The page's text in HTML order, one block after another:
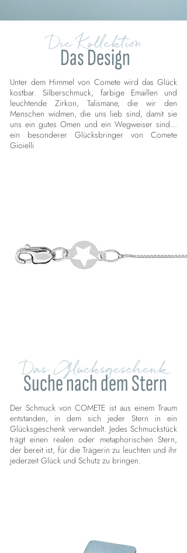
Die Kollektion
Das Design
Unter dem Himmel von Comete wird das Glück
kostbar. Silberschmuck, farbige Emaillen und
leuchtende Zirkon, Talismane, die wir den
Menschen widmen, die uns lieb sind, damit sie
uns ein gutes Omen und ein Wegweiser sind...
ein besonderer Glücksbringer von Comete
Gioielli
Das Glücksgeschenk
Suche nach dem Stern
Der Schmuck von COMETE ist aus einem Traum
entstanden, in dem sich jeder Stern in ein
Glücksgeschenk verwandelt. Jedes Schmuckstück
trägt einen realen oder metaphorischen Stern,
der bereit ist, für die Trägerin zu leuchten und ihr
jederzeit Glück und Schutz zu bringen.